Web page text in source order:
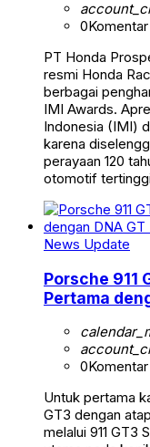
0Komentar
PT Honda
resmi Honda
berbagai
IMI Awards.
Indonesia (IMI)
karena
perayaan 120
otomotif
News Update
Porsche 911
Pertama
0Komentar
Untuk pertama
GT3 dengan
melalui 911 GT3